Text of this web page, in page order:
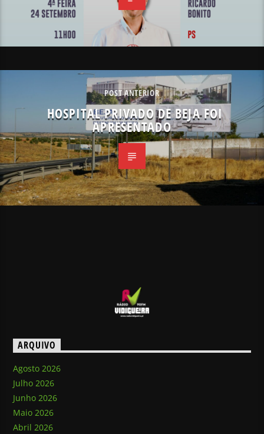
POST ANTERIOR
HOSPITAL PRIVADO DE BEJA FOI
APRESENTADO
ARQUIVO
Agosto 2026
Julho 2026
Junho 2026
Maio 2026
Abril 2026